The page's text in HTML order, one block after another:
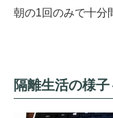
朝の1回のみで十分
隔離生活の様子